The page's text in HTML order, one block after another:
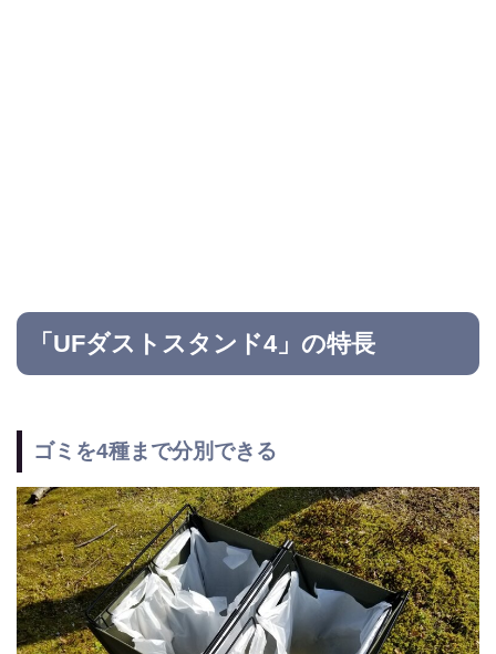
「UFダストスタンド4」の特長
ゴミを4種まで分別できる